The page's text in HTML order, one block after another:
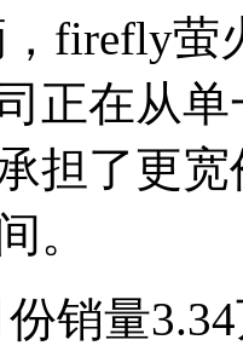
firefly萤
正在从
担了更
。
销量